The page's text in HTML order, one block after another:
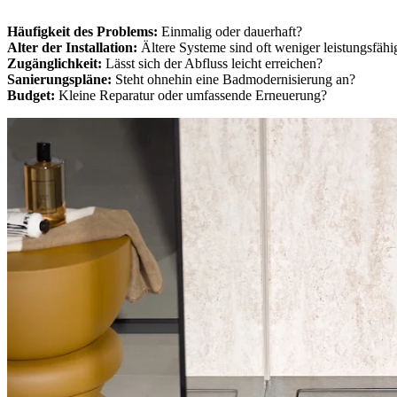
Häufigkeit des Problems: Einmalig oder dauerhaft?
Alter der Installation: Ältere Systeme sind oft weniger
Zugänglichkeit: Lässt sich der Abfluss leicht erreichen?
Sanierungspläne: Steht ohnehin eine Badmodernisierung an?
Budget: Kleine Reparatur oder umfassende Erneuerung?